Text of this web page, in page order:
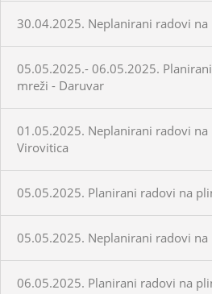
30.04.2025. Neplanirani radovi na
05.05.2025.- 06.05.2025.
mreži - Daruvar
01.05.2025. Neplanirani radovi
Virovitica
05.05.2025. Planirani radovi na
05.05.2025. Neplanirani radovi na
06.05.2025. Planirani radovi na